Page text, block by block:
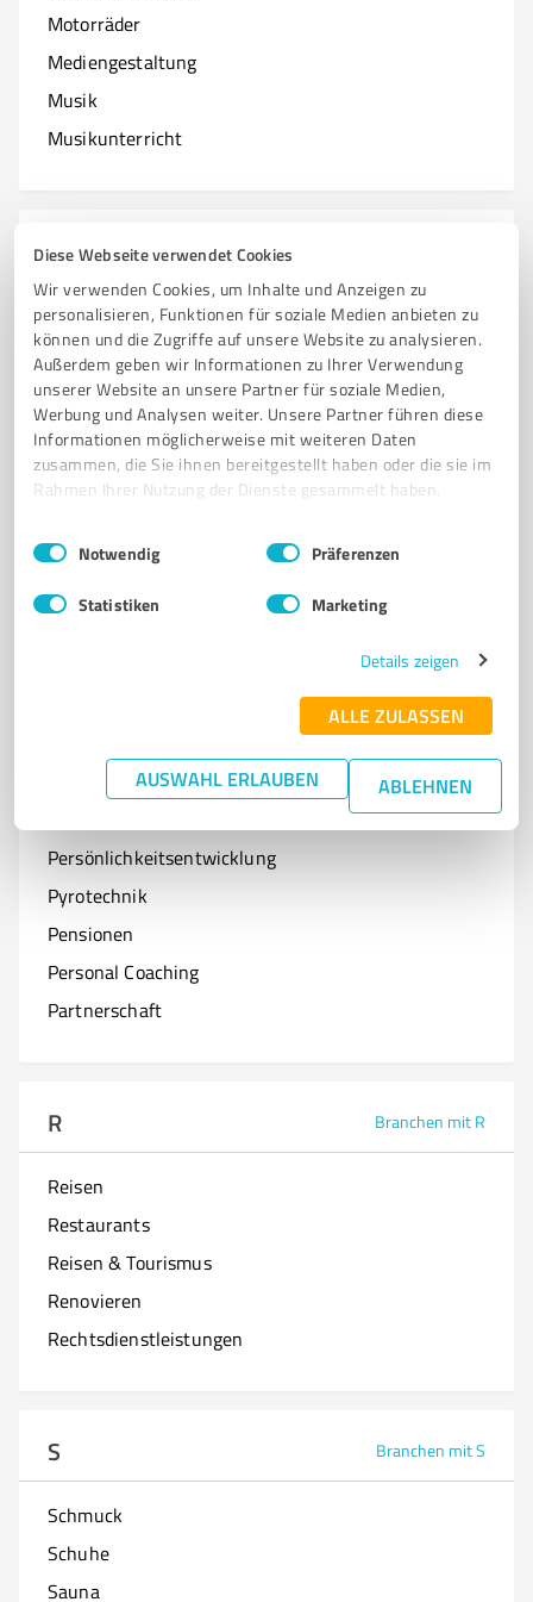
Diese Webseite verwendet Cookies
Wir verwenden Cookies, um Inhalte und Anzeigen zu
personalisieren, Funktionen für soziale Medien anbieten zu
können und die Zugriffe auf unsere Website zu analysieren.
Außerdem geben wir Informationen zu Ihrer Verwendung
unserer Website an unsere Partner für soziale Medien,
Werbung und Analysen weiter. Unsere Partner führen diese
Informationen möglicherweise mit weiteren Daten
zusammen, die Sie ihnen bereitgestellt haben oder die sie im
Rahmen Ihrer Nutzung der Dienste gesammelt haben.
Impressum Datenschutzbestimmungen
Einwilligungsauswahl
Notwendig Präferenzen
Statistiken Marketing
Details zeigen
ALLE ZULASSEN
AUSWAHL ERLAUBEN ABLEHNEN
Motorräder
Mediengestaltung
Musik
Musikunterricht
N
Natur & Umwelt
Nagelstudios
O Branchen mit O
Optiker
Onlineshops
Branchen mit P
Persönlichkeitsentwicklung
Pyrotechnik
Pensionen
Personal Coaching
Partnerschaft
R Branchen mit R
Reisen
Restaurants
Reisen & Tourismus
Renovieren
Rechtsdienstleistungen
S Branchen mit S
Schmuck
Schuhe
Sauna